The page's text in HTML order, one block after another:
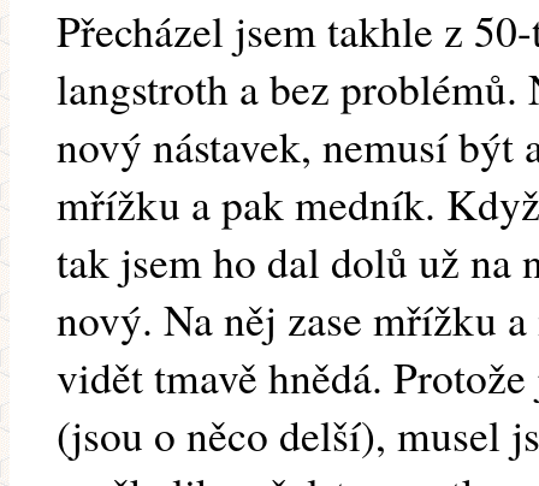
Přecházel jsem takhle z
langstroth a bez problémů.
nový nástavek, nemusí být
mřížku a pak medník.
tak jsem ho dal dolů už na
nový. Na něj zase mřížku
vidět tmavě hnědá.
(jsou o něco delší), musel